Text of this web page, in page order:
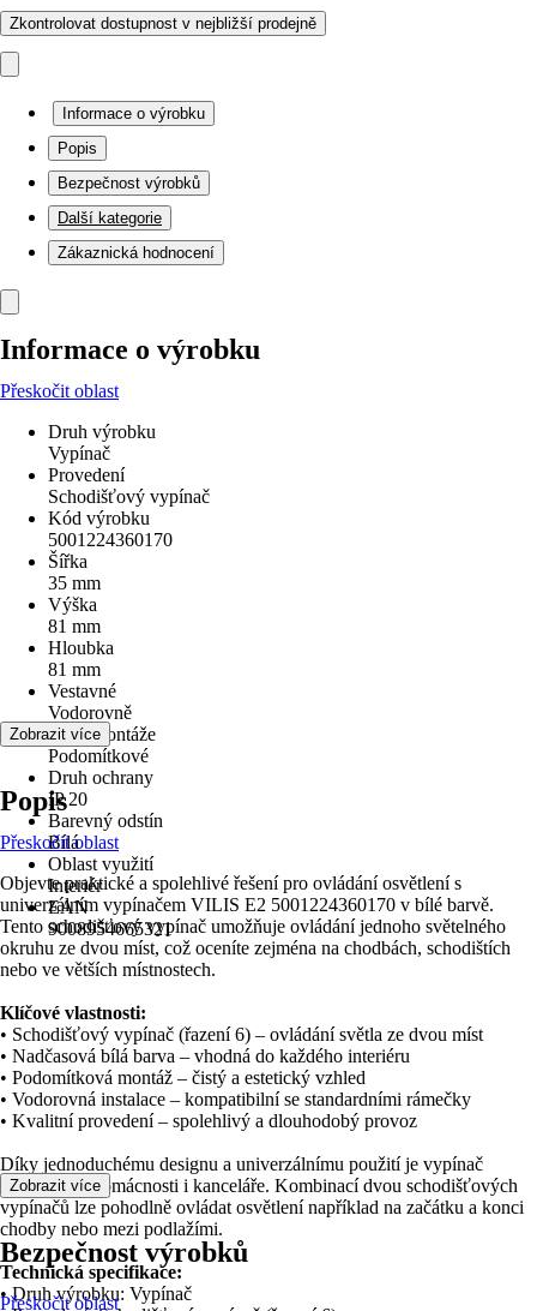
Zkontrolovat dostupnost v nejbližší prodejně
Informace o výrobku
Popis
Bezpečnost výrobků
Další kategorie
Zákaznická hodnocení
Informace o výrobku
Přeskočit oblast
Druh výrobku
Vypínač
Provedení
Schodišťový vypínač
Kód výrobku
5001224360170
Šířka
35 mm
Výška
81 mm
Hloubka
81 mm
Vestavné
Vodorovně
Druh montáže
Podomítkové
Druh ochrany
IP 20
Barevný odstín
Bílá
Oblast využití
Interiér
EAN
9008954665321
Zobrazit více
Popis
Přeskočit oblast
Objevte praktické a spolehlivé řešení pro ovládání osvětlení s
univerzálním vypínačem VILIS E2 5001224360170 v bílé barvě.
Tento schodišťový vypínač umožňuje ovládání jednoho světelného
okruhu ze dvou míst, což oceníte zejména na chodbách, schodištích
nebo ve větších místnostech.
Klíčové vlastnosti:
• Schodišťový vypínač (řazení 6) – ovládání světla ze dvou míst
• Nadčasová bílá barva – vhodná do každého interiéru
• Podomítková montáž – čistý a estetický vzhled
• Vodorovná instalace – kompatibilní se standardními rámečky
• Kvalitní provedení – spolehlivý a dlouhodobý provoz
Díky jednoduchému designu a univerzálnímu použití je vypínač
vhodný pro domácnosti i kanceláře. Kombinací dvou schodišťových
vypínačů lze pohodlně ovládat osvětlení například na začátku a konci
chodby nebo mezi podlažími.
Technická specifikace:
• Druh výrobku: Vypínač
Zobrazit více
Bezpečnost výrobků
Přeskočit oblast